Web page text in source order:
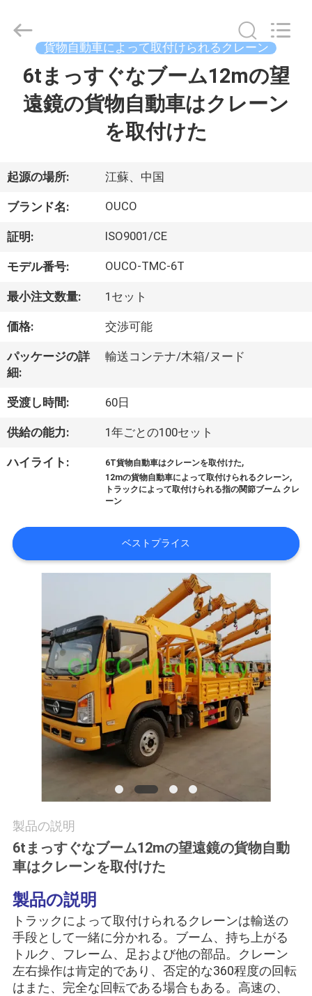
品
ビ
デ
オ
VR
シ
ョ
ー
わ
た
ア
ー
品
質
管
理
2020
INTERNATIONAL
GROUP
貨物自動車によって取付けられるクレーン
6tまっすぐなブーム12mの望
遠鏡の貨物自動車はクレーン
を取付けた
起源の場所: 江蘇、中国
ブランド名: OUCO
証明: ISO9001/CE
モデル番号: OUCO-TMC-6T
最小注文数量: 1セット
価格: 交渉可能
パッケージの詳
細:
輸送コンテナ/木箱/ヌード
受渡し時間: 60日
供給の能力: 1年ごとの100セット
ハイライト: 6T貨物自動車はクレーンを取付けた,
12mの貨物自動車によって取付けられるクレーン,
トラックによって取付けられる指の関節ブーム クレ
ーン
ベストプライス
製品の説明
6tまっすぐなブーム12mの望遠鏡の貨物自動
車はクレーンを取付けた
製品の説明
トラックによって取付けられるクレーンは輸送の
手段として一緒に分かれる。ブーム、持ち上がる
トルク、フレーム、足および他の部品。クレーン
左右操作は肯定的であり、否定的な360程度の回転
はまた、完全な回転である場合もある。高速の、